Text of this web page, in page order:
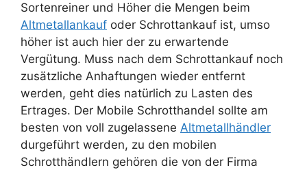
Sortenreiner und Höher die Mengen beim
Altmetallankauf oder Schrottankauf ist, umso
höher ist auch hier der zu erwartende
Vergütung. Muss nach dem Schrottankauf noch
zusätzliche Anhaftungen wieder entfernt
werden, geht dies natürlich zu Lasten des
Ertrages. Der Mobile Schrotthandel sollte am
besten von voll zugelassene Altmetallhändler
durgeführt werden, zu den mobilen
Schrotthändlern gehören die von der Firma